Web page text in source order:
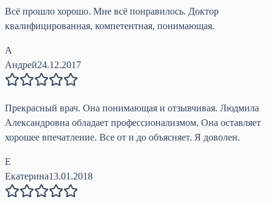
Всё прошло хорошо. Мне всё понравилось. Доктор
квалифицированная, компетентная, понимающая.
А
Андрей24.12.2017
Прекрасный врач. Она понимающая и отзывчивая. Людмила
Александровна обладает профессионализмом. Она оставляет
хорошее впечатление. Все от и до объясняет. Я доволен.
Е
Екатерина13.01.2018